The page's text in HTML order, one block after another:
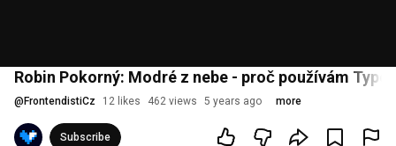
Robin Pokorný: Modré z nebe - proč používám
@ FrontendistiCz 12 likes 462 views 5 years ago more
Subscribe